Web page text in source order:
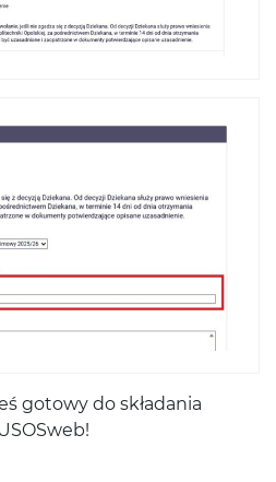
gotowy do składania